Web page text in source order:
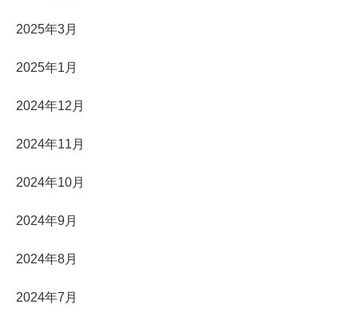
2025年3月
2025年1月
2024年12月
2024年11月
2024年10月
2024年9月
2024年8月
2024年7月